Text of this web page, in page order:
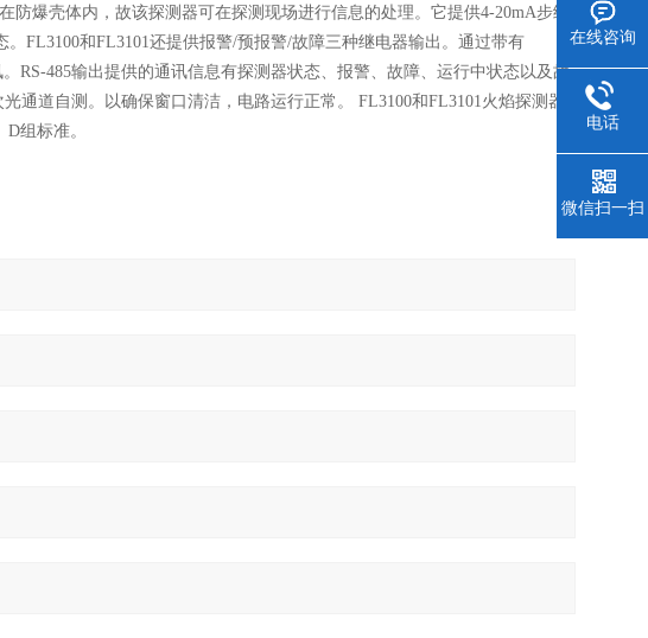
爆壳体内，故该探测器可在探测现场进行信息的处理。它提供4-20mA步级
FL3100和FL3101还提供报警/预报警/故障三种继电器输出。通过带有
RS-485输出提供的通讯信息有探测器状态、报警、故障、运行中状态以及故
通道自测。以确保窗口清洁，电路运行正常。 FL3100和FL3101火焰探测器
D组标准。
在线咨询
电话
微信扫一扫